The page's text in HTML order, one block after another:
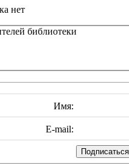
нет
библиотеки
Имя:
E-mail: